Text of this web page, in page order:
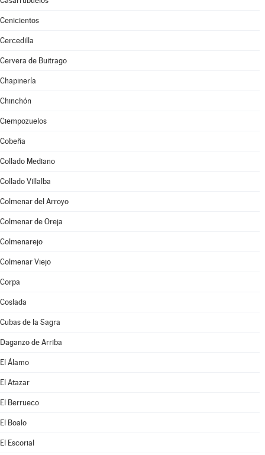
Cenicientos
Cercedilla
Cervera de Buitrago
Chapinería
Chinchón
Ciempozuelos
Cobeña
Collado Mediano
Collado Villalba
Colmenar del Arroyo
Colmenar de Oreja
Colmenarejo
Colmenar Viejo
Corpa
Coslada
Cubas de la Sagra
Daganzo de Arriba
El Álamo
El Atazar
El Berrueco
El Boalo
El Escorial